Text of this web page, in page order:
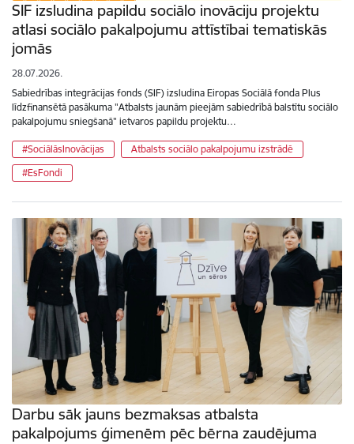
SIF izsludina papildu sociālo inovāciju projektu
atlasi sociālo pakalpojumu attīstībai tematiskās
jomās
28.07.2026.
Sabiedrības integrācijas fonds (SIF) izsludina Eiropas Sociālā fonda Plus
līdzfinansētā pasākuma "Atbalsts jaunām pieejām sabiedrībā balstītu sociālo
pakalpojumu sniegšanā" ietvaros papildu projektu…
#SociālāsInovācijas
Atbalsts sociālo pakalpojumu izstrādē
#EsFondi
Darbu sāk jauns bezmaksas atbalsta
pakalpojums ģimenēm pēc bērna zaudējuma